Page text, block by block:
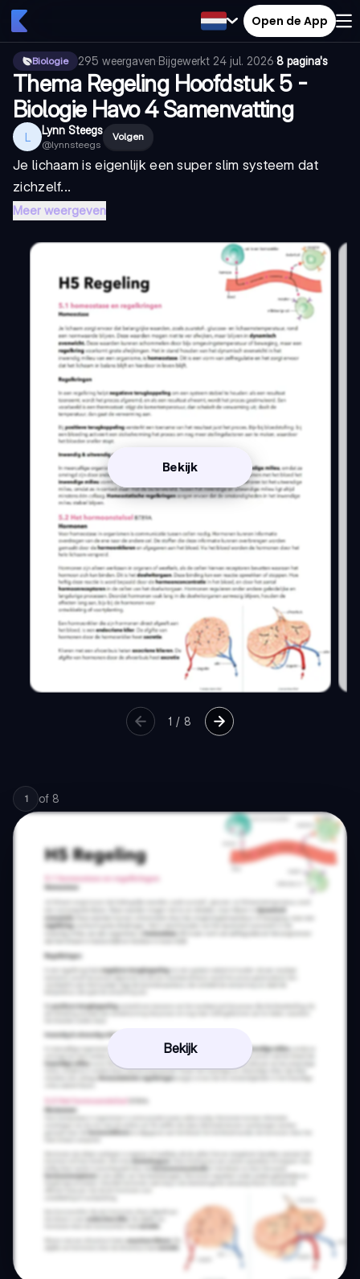
Open de App
Biologie 295 weergaven·Bijgewerkt 24 jul. 2026·8 pagina's
Thema Regeling Hoofdstuk 5 -
Biologie Havo 4 Samenvatting
L Lynn Steegs
@lynnsteegs
Volgen
Je lichaam is eigenlijk een super slim systeem dat
zichzelf...
Meer weergeven
Bekijk
1 / 8
1 of 8
Bekijk